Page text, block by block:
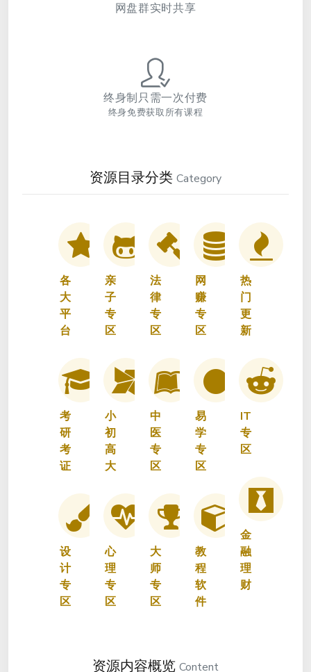
网盘群实时共享
终身制只需一次付费
终身免费获取所有课程
资源目录分类 Category
各
大
平
台
考
研
考
证
设
计
专
区
亲
子
专
区
小
初
高
大
心
理
专
区
法
律
专
区
中
医
专
区
大
师
专
区
网
赚
专
区
易
学
专
区
教
程
软
件
热
门
更
新
IT
专
区
金
融
理
财
资源内容概览 Content